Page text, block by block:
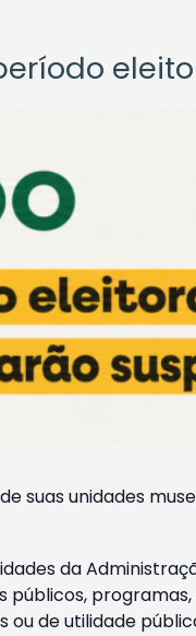
suas unidades
da
de utilidade